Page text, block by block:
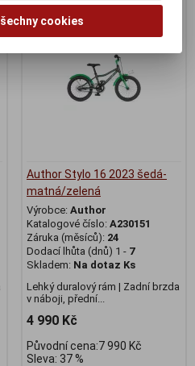
Na dotaz
Author Stylo 16 2023 šedá-
matná/zelená
Výrobce: Author
Katalogové číslo: A230151
Záruka (měsíců): 24
Dodací lhůta (dnů) 1 - 7
Skladem: Na dotaz Ks
Lehký duralový rám | Zadní brzda
v náboji, přední...
4 990 Kč
Původní cena:7 990 Kč
Sleva: 37 %
cookies